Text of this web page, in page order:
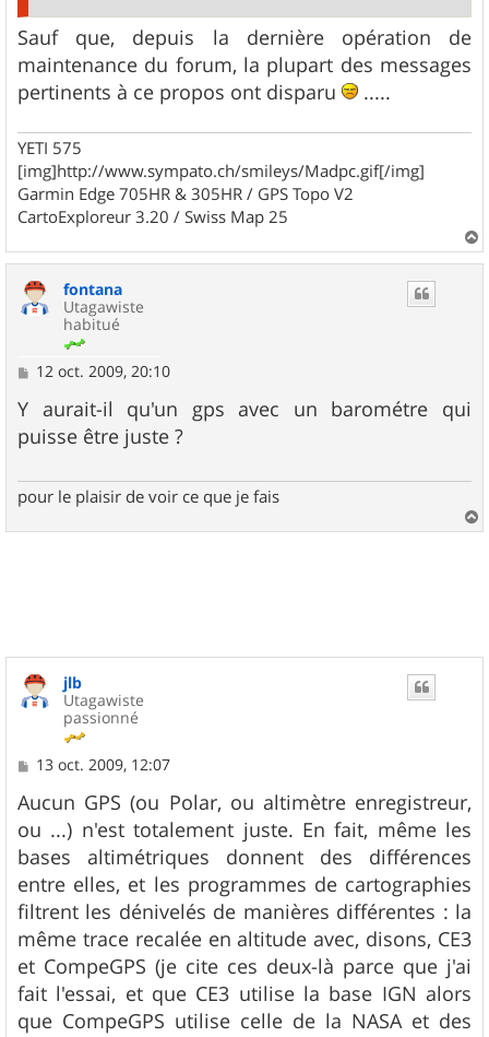
Sauf que, depuis la dernière opération de
maintenance du forum, la plupart des messages
pertinents à ce propos ont disparu
.....
YETI 575
[img]http://www.sympato.ch/smileys/Madpc.gif[/img]
Garmin Edge 705HR & 305HR / GPS Topo V2
CartoExploreur 3.20 / Swiss Map 25
a
fontana
Utagawiste
habitué
M
a
12 oct. 2009, 20:10
Y aurait-il qu'un gps avec un barométre qui
puisse être juste ?
pour le plaisir de voir ce que je fais
a
jlb
Utagawiste
passionné
M
s
s
a
g
e
13 oct. 2009, 12:07
Aucun GPS (ou Polar, ou altimètre enregistreur,
ou ...) n'est totalement juste. En fait, même les
bases altimétriques donnent des différences
entre elles, et les programmes de cartographies
filtrent les dénivelés de manières différentes : la
même trace recalée en altitude avec, disons, CE3
et CompeGPS (je cite ces deux-là parce que j'ai
fait l'essai, et que CE3 utilise la base IGN alors
que CompeGPS utilise celle de la NASA et des